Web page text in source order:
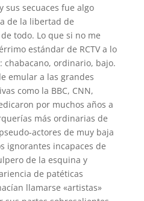
sus secuaces fue algo
de la libertad de
todo. Lo que si no me
estándar de RCTV a lo
chabacano, ordinario, bajo.
emular a las grandes
como la BBC, CNN,
por muchos años a
más ordinarias de
actores de muy baja
ignorantes incapaces de
de la esquina y
de patéticas
llamarse «artistas»